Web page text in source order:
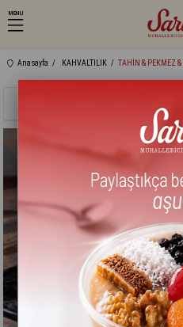
MENU
Anasayfa KAHVALTILIK TAHİN & PEKMEZ &